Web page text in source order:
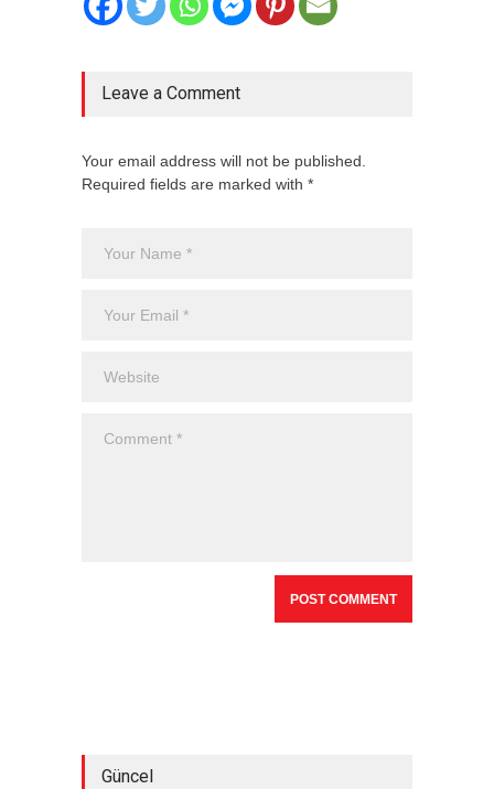
Leave a Comment
Your email address will not be published.
Required fields are marked with *
Güncel